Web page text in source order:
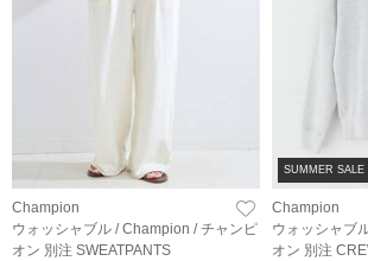
Champion
ウォッシャブル / Champion / チャンピ
オン 別注 SWEATPANTS
SUMMER SALE
Champion
ウォッシャブ
オン 別注